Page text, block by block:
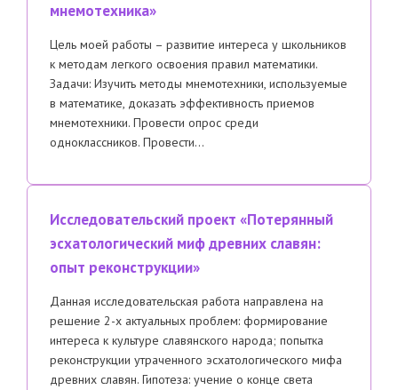
мнемотехника»
Цель моей работы – развитие интереса у школьников
к методам легкого освоения правил математики.
Задачи: Изучить методы мнемотехники, используемые
в математике, доказать эффективность приемов
мнемотехники. Провести опрос среди
одноклассников. Провести…
Исследовательский проект «Потерянный
эсхатологический миф древних славян:
опыт реконструкции»
Данная исследовательская работа направлена на
решение 2-х актуальных проблем: формирование
интереса к культуре славянского народа; попытка
реконструкции утраченного эсхатологического мифа
древних славян. Гипотеза: учение о конце света